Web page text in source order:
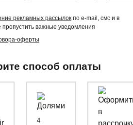
рекламных рассылок по e-mail, смс и в
важные уведомления
оферты
способ оплаты
4